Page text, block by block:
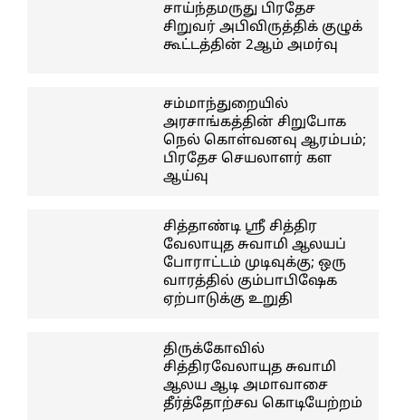
சாய்ந்தமருது பிரதேச
சிறுவர் அபிவிருத்திக் குழுக்
கூட்டத்தின் 2ஆம் அமர்வு
சம்மாந்துறையில்
அரசாங்கத்தின் சிறுபோக
நெல் கொள்வனவு ஆரம்பம்;
பிரதேச செயலாளர் கள
ஆய்வு
சித்தாண்டி ஸ்ரீ சித்திர
வேலாயுத சுவாமி ஆலயப்
போராட்டம் முடிவுக்கு; ஒரு
வாரத்தில் கும்பாபிஷேக
ஏற்பாடுக்கு உறுதி
திருக்கோவில்
சித்திரவேலாயுத சுவாமி
ஆலய ஆடி அமாவாசை
தீர்த்தோற்சவ கொடியேற்றம்